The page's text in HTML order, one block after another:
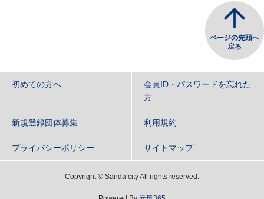
ページの先頭へ
戻る
初めての方へ
会員ID・パスワードを忘れた
方
新規登録団体募集 利用規約
プライバシーポリシー サイトマップ
Copyright © Sanda city All rights reserved.